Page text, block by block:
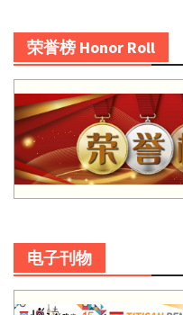
荣誉榜 Honor Roll
电子刊物